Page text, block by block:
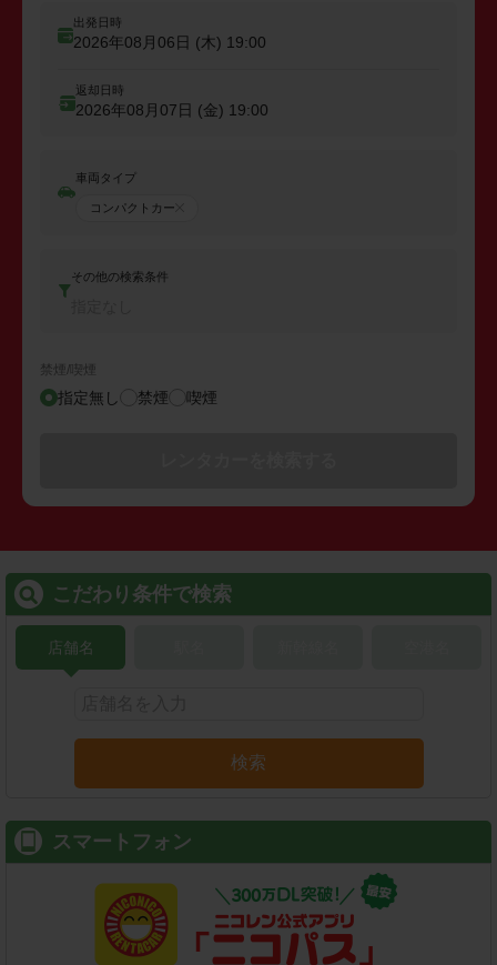
出発日時
2026年08月06日 (木) 19:00
返却日時
2026年08月07日 (金) 19:00
車両タイプ
コンパクトカー
その他の検索条件
禁煙/喫煙
指定無し 禁煙 喫煙
こだわり条件で検索
店舗名
検索
スマートフォン